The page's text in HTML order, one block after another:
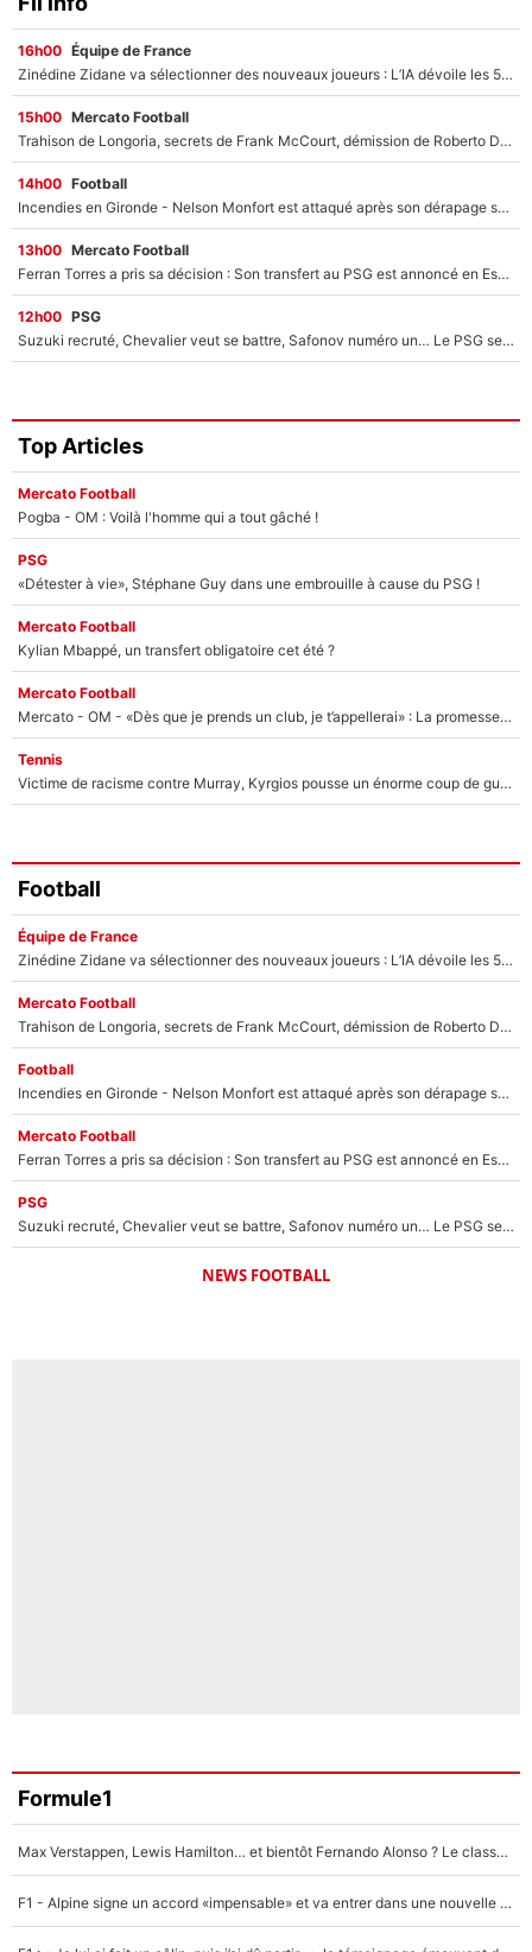
16h00 Équipe de France
Zinédine Zidane va sélectionner des nouveaux joueurs : L’IA dévoile les 5 cracks qui pourraient rapidement le rejoindre en équipe de France !
15h00 Mercato Football
Trahison de Longoria, secrets de Frank McCourt, démission de Roberto De Zerbi : Medhi Benatia se lâche sur son départ de l'OM et fait d'importantes révélations
14h00 Football
Incendies en Gironde - Nelson Monfort est attaqué après son dérapage sur CNews : «Et lui, il prend combien pour parler dans un studio climatisé?»
13h00 Mercato Football
Ferran Torres a pris sa décision : Son transfert au PSG est annoncé en Espagne !
12h00 PSG
Suzuki recruté, Chevalier veut se battre, Safonov numéro un… Le PSG se lance encore dans un gros chantier pour le poste de gardien de but
Top Articles
Mercato Football
Pogba - OM : Voilà l'homme qui a tout gâché !
PSG
«Détester à vie», Stéphane Guy dans une embrouille à cause du PSG !
Mercato Football
Kylian Mbappé, un transfert obligatoire cet été ?
Mercato Football
Mercato - OM - «Dès que je prends un club, je t’appellerai» : La promesse de Marcelino au moment de claquer la porte
Tennis
Victime de racisme contre Murray, Kyrgios pousse un énorme coup de gueule !
Football
Équipe de France
Zinédine Zidane va sélectionner des nouveaux joueurs : L’IA dévoile les 5 cracks qui pourraient rapidement le rejoindre en équipe de France !
Mercato Football
Trahison de Longoria, secrets de Frank McCourt, démission de Roberto De Zerbi : Medhi Benatia se lâche sur son départ de l'OM et fait d'importantes révélations
Football
Incendies en Gironde - Nelson Monfort est attaqué après son dérapage sur CNews : «Et lui, il prend combien pour parler dans un studio climatisé?»
Mercato Football
Ferran Torres a pris sa décision : Son transfert au PSG est annoncé en Espagne !
PSG
Suzuki recruté, Chevalier veut se battre, Safonov numéro un… Le PSG se lance encore dans un gros chantier pour le poste de gardien de but
NEWS FOOTBALL
Formule1
Max Verstappen, Lewis Hamilton… et bientôt Fernando Alonso ? Le classement des pilotes les mieux payés en Formule 1 risque de changer !
F1 - Alpine signe un accord «impensable» et va entrer dans une nouvelle dimension : Grande nouvelle pour Pierre Gasly !